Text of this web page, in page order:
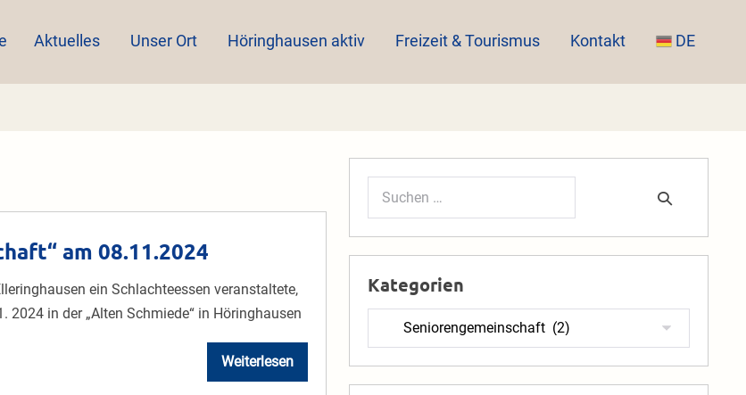
Aktuelles Unser Ort Höringhausen aktiv Freizeit & Tourismus Kontakt DE
am 08.11.2024
ein Schlachteessen veranstaltete,
in der „Alten Schmiede“ in Höringhausen
Weiterlesen
Treffen
der
Suchen
Kategorien
Kategorien